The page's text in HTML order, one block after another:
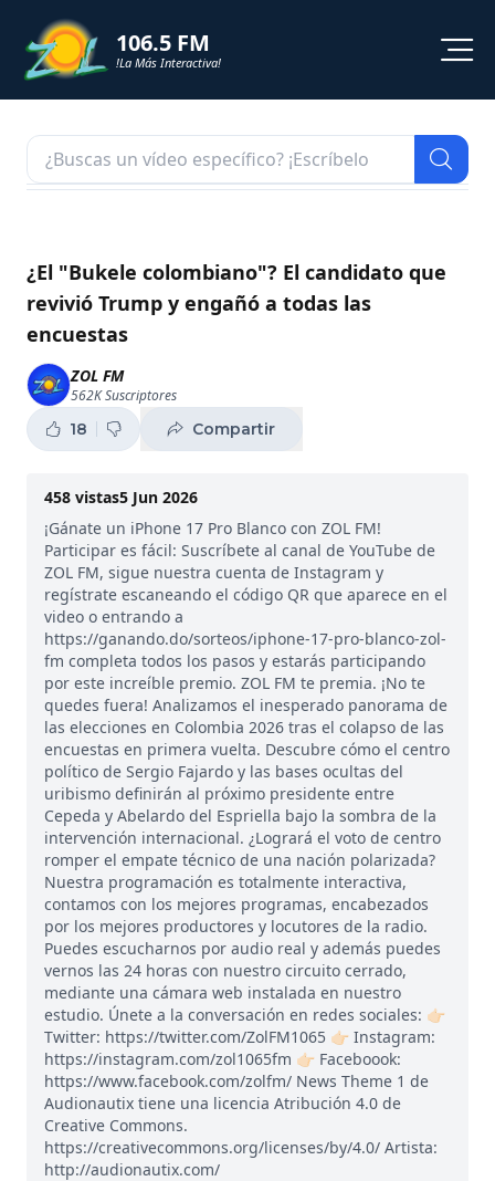
106.5 FM
!La Más Interactiva!
NOTICIAS
SHORTS
PODCAST
ZOL TV
¿El "Bukele colombiano"? El candidato que
revivió Trump y engañó a todas las
encuestas
ZOL FM
562KSuscriptores
18 Compartir
458 vistas5 Jun 2026
¡Gánate un iPhone 17 Pro Blanco con ZOL FM!
Participar es fácil: Suscríbete al canal de YouTube de
ZOL FM, sigue nuestra cuenta de Instagram y
regístrate escaneando el código QR que aparece en el
video o entrando a
https://ganando.do/sorteos/iphone-17-pro-blanco-zol-
fm completa todos los pasos y estarás participando
por este increíble premio. ZOL FM te premia. ¡No te
quedes fuera! Analizamos el inesperado panorama de
las elecciones en Colombia 2026 tras el colapso de las
encuestas en primera vuelta. Descubre cómo el centro
político de Sergio Fajardo y las bases ocultas del
uribismo definirán al próximo presidente entre
Cepeda y Abelardo del Espriella bajo la sombra de la
intervención internacional. ¿Logrará el voto de centro
romper el empate técnico de una nación polarizada?
Nuestra programación es totalmente interactiva,
contamos con los mejores programas, encabezados
por los mejores productores y locutores de la radio.
Puedes escucharnos por audio real y además puedes
vernos las 24 horas con nuestro circuito cerrado,
mediante una cámara web instalada en nuestro
estudio. Únete a la conversación en redes sociales: 👉🏻
Twitter: https://twitter.com/ZolFM1065 👉🏻 Instagram:
https://instagram.com/zol1065fm 👉🏻 Faceboook:
https://www.facebook.com/zolfm/ News Theme 1 de
Audionautix tiene una licencia Atribución 4.0 de
Creative Commons.
https://creativecommons.org/licenses/by/4.0/ Artista:
http://audionautix.com/